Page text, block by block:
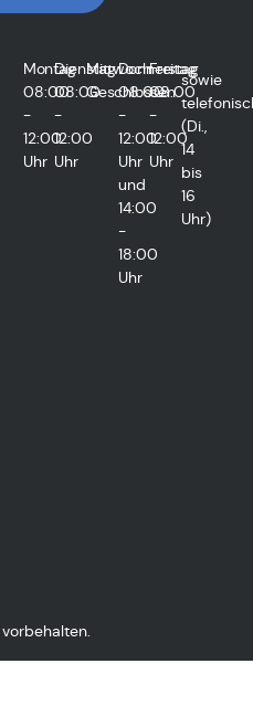
Montag
08:00
-
12:00
Uhr
Dienstag
08:00
-
12:00
Uhr
Mittwoch
Geschlossen
Donnerstag
08:00
-
12:00
Uhr
und
14:00
-
18:00
Uhr
Freitag
08:00
-
12:00
Uhr
sowie
(Di.,
14
bis
16
Uhr)